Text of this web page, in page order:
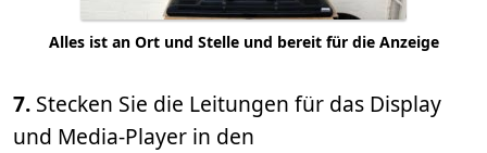
Alles ist an Ort und Stelle und bereit für die Anzeige
7. Stecken Sie die Leitungen für das Display
und Media-Player in den